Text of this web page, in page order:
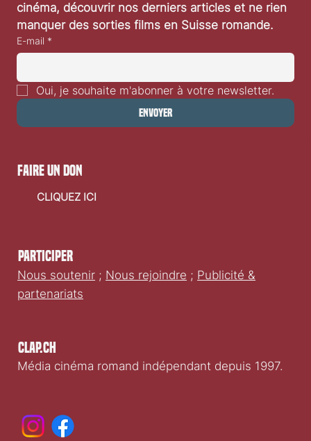
cinéma, découvrir nos derniers articles et ne rien
manquer des sorties films en Suisse romande.
E-mail *
Oui, je souhaite m'abonner à votre newsletter.
Envoyer
Clap.ch
Média cinéma romand indépendant depuis 1997.
Participer
Nous soutenir ; Nous rejoindre ; Publicité &
partenariats
faire un don
CLIQUEZ ICI